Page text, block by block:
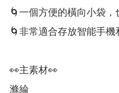
🌀一個方便的橫向小袋，
🌀非常適合存放智能手機
👀主素材👀
滌綸